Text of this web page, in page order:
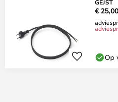
GEJST
€ 25,00
Op